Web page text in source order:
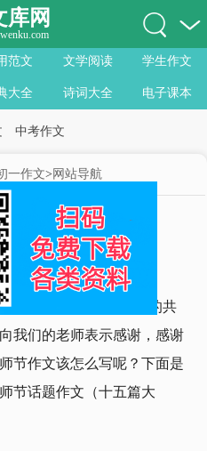
库网
范文 文学阅读 学生作文
大全 诗词大全 电子课本
中考作文
一作文> 网站导航
作文十五篇大全
收藏 点赞 分享
，教师节是全天下老师的共
我们的老师表示感谢，感谢
节作文该怎么写呢？下面是
节话题作文（十五篇大